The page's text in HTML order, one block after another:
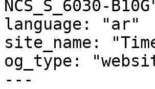
NCS_S_6030-
language: "ar"
site_name:
og_type:
---